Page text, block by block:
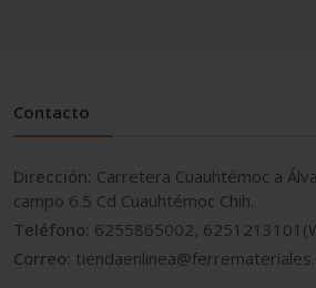
Contacto
Dirección: Carretera Cuauhtémoc a
campo 6.5 Cd Cuauhtémoc Chih.
Teléfono: 6255865002,
Correo: